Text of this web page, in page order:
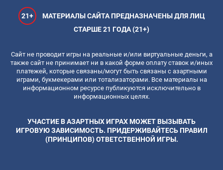
21+
МАТЕРИАЛЫ САЙТА ПРЕДНАЗНАЧЕНЫ ДЛЯ ЛИЦ
СТАРШЕ 21 ГОДА (21+)
Сайт не проводит игры на реальные и/или виртуальные деньги, а
также сайт не принимает ни в какой форме оплату ставок и/иных
платежей, которые связаны/могут быть связаны с азартными
играми, букмекерами или тотализаторами. Все материалы на
информационном ресурсе публикуются исключительно в
информационных целях.
УЧАСТИЕ В АЗАРТНЫХ ИГРАХ МОЖЕТ ВЫЗЫВАТЬ
ИГРОВУЮ ЗАВИСИМОСТЬ. ПРИДЕРЖИВАЙТЕСЬ ПРАВИЛ
(ПРИНЦИПОВ) ОТВЕТСТВЕННОЙ ИГРЫ.